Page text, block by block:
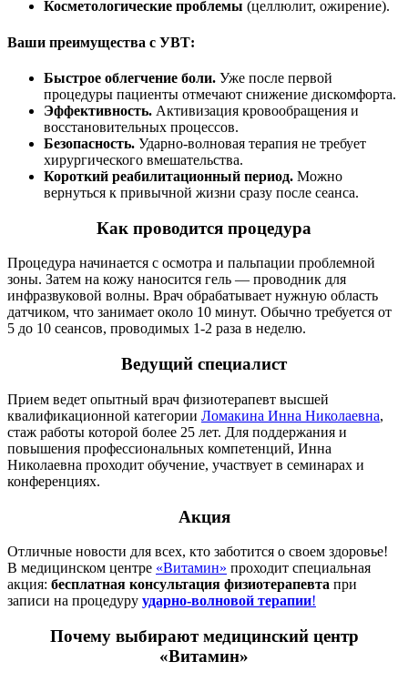
Косметологические проблемы (целлюлит, ожирение).
Ваши преимущества с УВТ:
Быстрое облегчение боли. Уже после первой
процедуры пациенты отмечают снижение дискомфорта.
Эффективность. Активизация кровообращения и
восстановительных процессов.
Безопасность. Ударно-волновая терапия не требует
хирургического вмешательства.
Короткий реабилитационный период. Можно
вернуться к привычной жизни сразу после сеанса.
Как проводится процедура
Процедура начинается с осмотра и пальпации проблемной
зоны. Затем на кожу наносится гель — проводник для
инфразвуковой волны. Врач обрабатывает нужную область
датчиком, что занимает около 10 минут. Обычно требуется от
5 до 10 сеансов, проводимых 1-2 раза в неделю.
Ведущий специалист
Прием ведет опытный врач физиотерапевт высшей
квалификационной категории Ломакина Инна Николаевна,
стаж работы которой более 25 лет. Для поддержания и
повышения профессиональных компетенций, Инна
Николаевна проходит обучение, участвует в семинарах и
конференциях.
Акция
Отличные новости для всех, кто заботится о своем здоровье!
В медицинском центре «Витамин» проходит специальная
акция: бесплатная консультация физиотерапевта при
записи на процедуру ударно-волновой терапии!
Почему выбирают медицинский центр
«Витамин»